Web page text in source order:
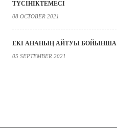
ТҮСІНІКТЕМЕСІ
08 OCTOBER 2021
ЕКІ АНАНЫҢ АЙТУЫ БОЙЫНША
05 SEPTEMBER 2021